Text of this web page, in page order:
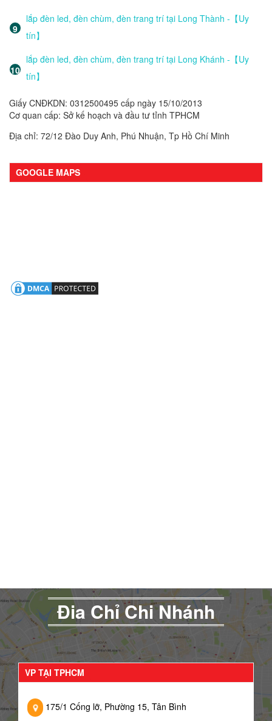
lắp đèn led, đèn chùm, đèn trang trí tại Long Thành -【Uy
tín】
lắp đèn led, đèn chùm, đèn trang trí tại Long Khánh -【Uy
tín】
Giấy CNĐKDN: 0312500495 cấp ngày 15/10/2013
Cơ quan cấp: Sở kế hoạch và đầu tư tỉnh TPHCM
Địa chỉ: 72/12 Đào Duy Anh, Phú Nhuận, Tp Hồ Chí Minh
GOOGLE MAPS
Đia Chỉ Chi Nhánh
VP TẠI TPHCM
175/1 Cống lỡ, Phường 15, Tân Bình